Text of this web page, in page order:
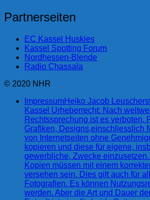
Partnerseiten
EC Kassel Huskies
Kassel Spotting Forum
Nordhessen-Blende
Radio Chassala
© 2020 NHR
ImpressumHeiko Jacob
Kassel Urheberrecht: Nach
Rechtssprechung ist es verboten,
Grafiken, Designs,einschliesslich
von Internetseiten ohne
kopieren und diese für eigene,
gewerbliche, Zwecke
Kopien müssen mit einem
versehen sein. Dies gilt auch für
Fotografien. Es können
werden. Aber die Art und Dauer